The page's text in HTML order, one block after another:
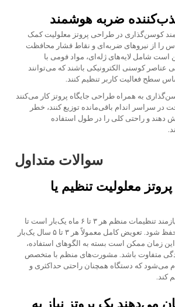
ضربه هوشمند
کوسن‌گذاری در طراحی پروتز معلولیت کمک
را از نیروهای ضربه‌ای و نقاط فشار محافظت
شامل لایه‌های ژله‌ای، مواد فومی با
عناصر کوسنی الکترونیکی باشند که می‌توانند
سطح فعالیت کاربر تنظیم کنند.
به همراه طراحی جایگاه پروتز کار می‌کنند
در سراسر اندام باقی‌مانده توزیع کنند، خطر
دهند و راحتی کلی را در طول استفاده
سوالات متداول
معلولیت تنظیم یا
پروتز معلولیت معمولاً نیازمند تنظیمات منظم هر ۳ تا ۶ ماه یک‌بار است تا
انطباق و عملکرد بهینه حفظ شود. تعویض کامل معمولاً هر ۳ تا ۵ سال یک‌بار
زمان ممکن است بسته به الگوهای استفاده،
متفاوت باشد. مشورت‌های منظم با متخصص
می‌شود که دستگاه همچنان راحتی حداکثری و
کند.
می‌دهند یک پروتز نیاز به